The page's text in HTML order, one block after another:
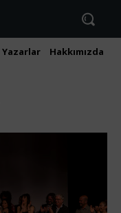
Yazarlar Hakkımızda